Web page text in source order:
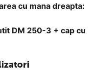
cu mana dreapta:
DM 250-3 + cap cu